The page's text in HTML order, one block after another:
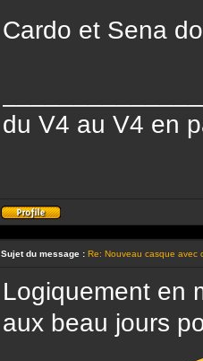
Cardo et Sena
du V4 au V4 en
Profil
Sujet du message : Re: Nouveau casque avec
Logiquement en
aux beau jours